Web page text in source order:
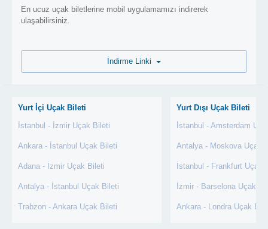
En ucuz uçak biletlerine mobil uygulamamızı indirerek
ulaşabilirsiniz.
Yurt İçi Uçak Bileti
İstanbul - İzmir Uçak Bileti
Ankara - İstanbul Uçak Bileti
Adana - İzmir Uçak Bileti
Antalya - İstanbul Uçak Bileti
Trabzon - Ankara Uçak Bileti
Yurt Dışı Uçak Bileti
İstanbul - Amsterdam
Antalya - Moskova Uçak
İstanbul - Frankfurt Uçak
İzmir - Barselona Uçak
Ankara - Londra Uçak